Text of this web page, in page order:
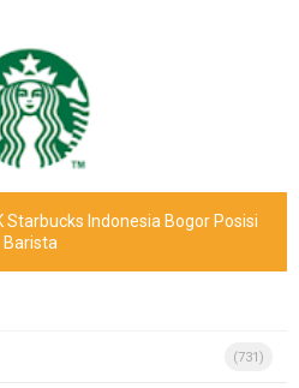
Starbucks Indonesia Bogor Posisi
Barista
(731)